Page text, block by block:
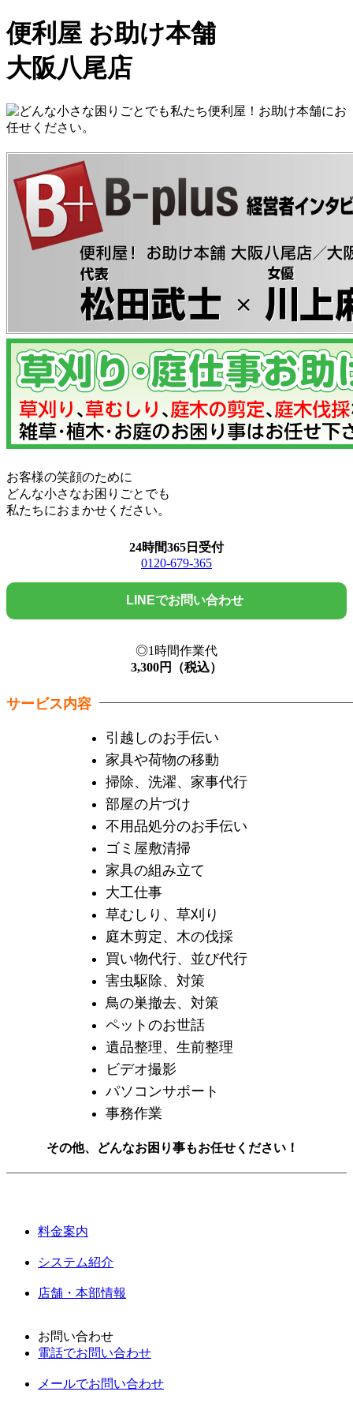
便利屋 お助け本舗
大阪八尾店
お客様の笑顔のために
どんな小さなお困りごとでも
私たちにおまかせください。
24時間365日受付
0120-679-365
LINEでお問い合わせ
◎1時間作業代
3,300円（税込）
サービス内容
引越しのお手伝い
家具や荷物の移動
掃除、洗濯、家事代行
部屋の片づけ
不用品処分のお手伝い
ゴミ屋敷清掃
家具の組み立て
大工仕事
草むしり、草刈り
庭木剪定、木の伐採
買い物代行、並び代行
害虫駆除、対策
鳥の巣撤去、対策
ペットのお世話
遺品整理、生前整理
ビデオ撮影
パソコンサポート
事務作業
その他、 どんなお困り事もお任せください！
料金案内
システム紹介
店舗・本部情報
お問い合わせ
電話でお問い合わせ
メールでお問い合わせ